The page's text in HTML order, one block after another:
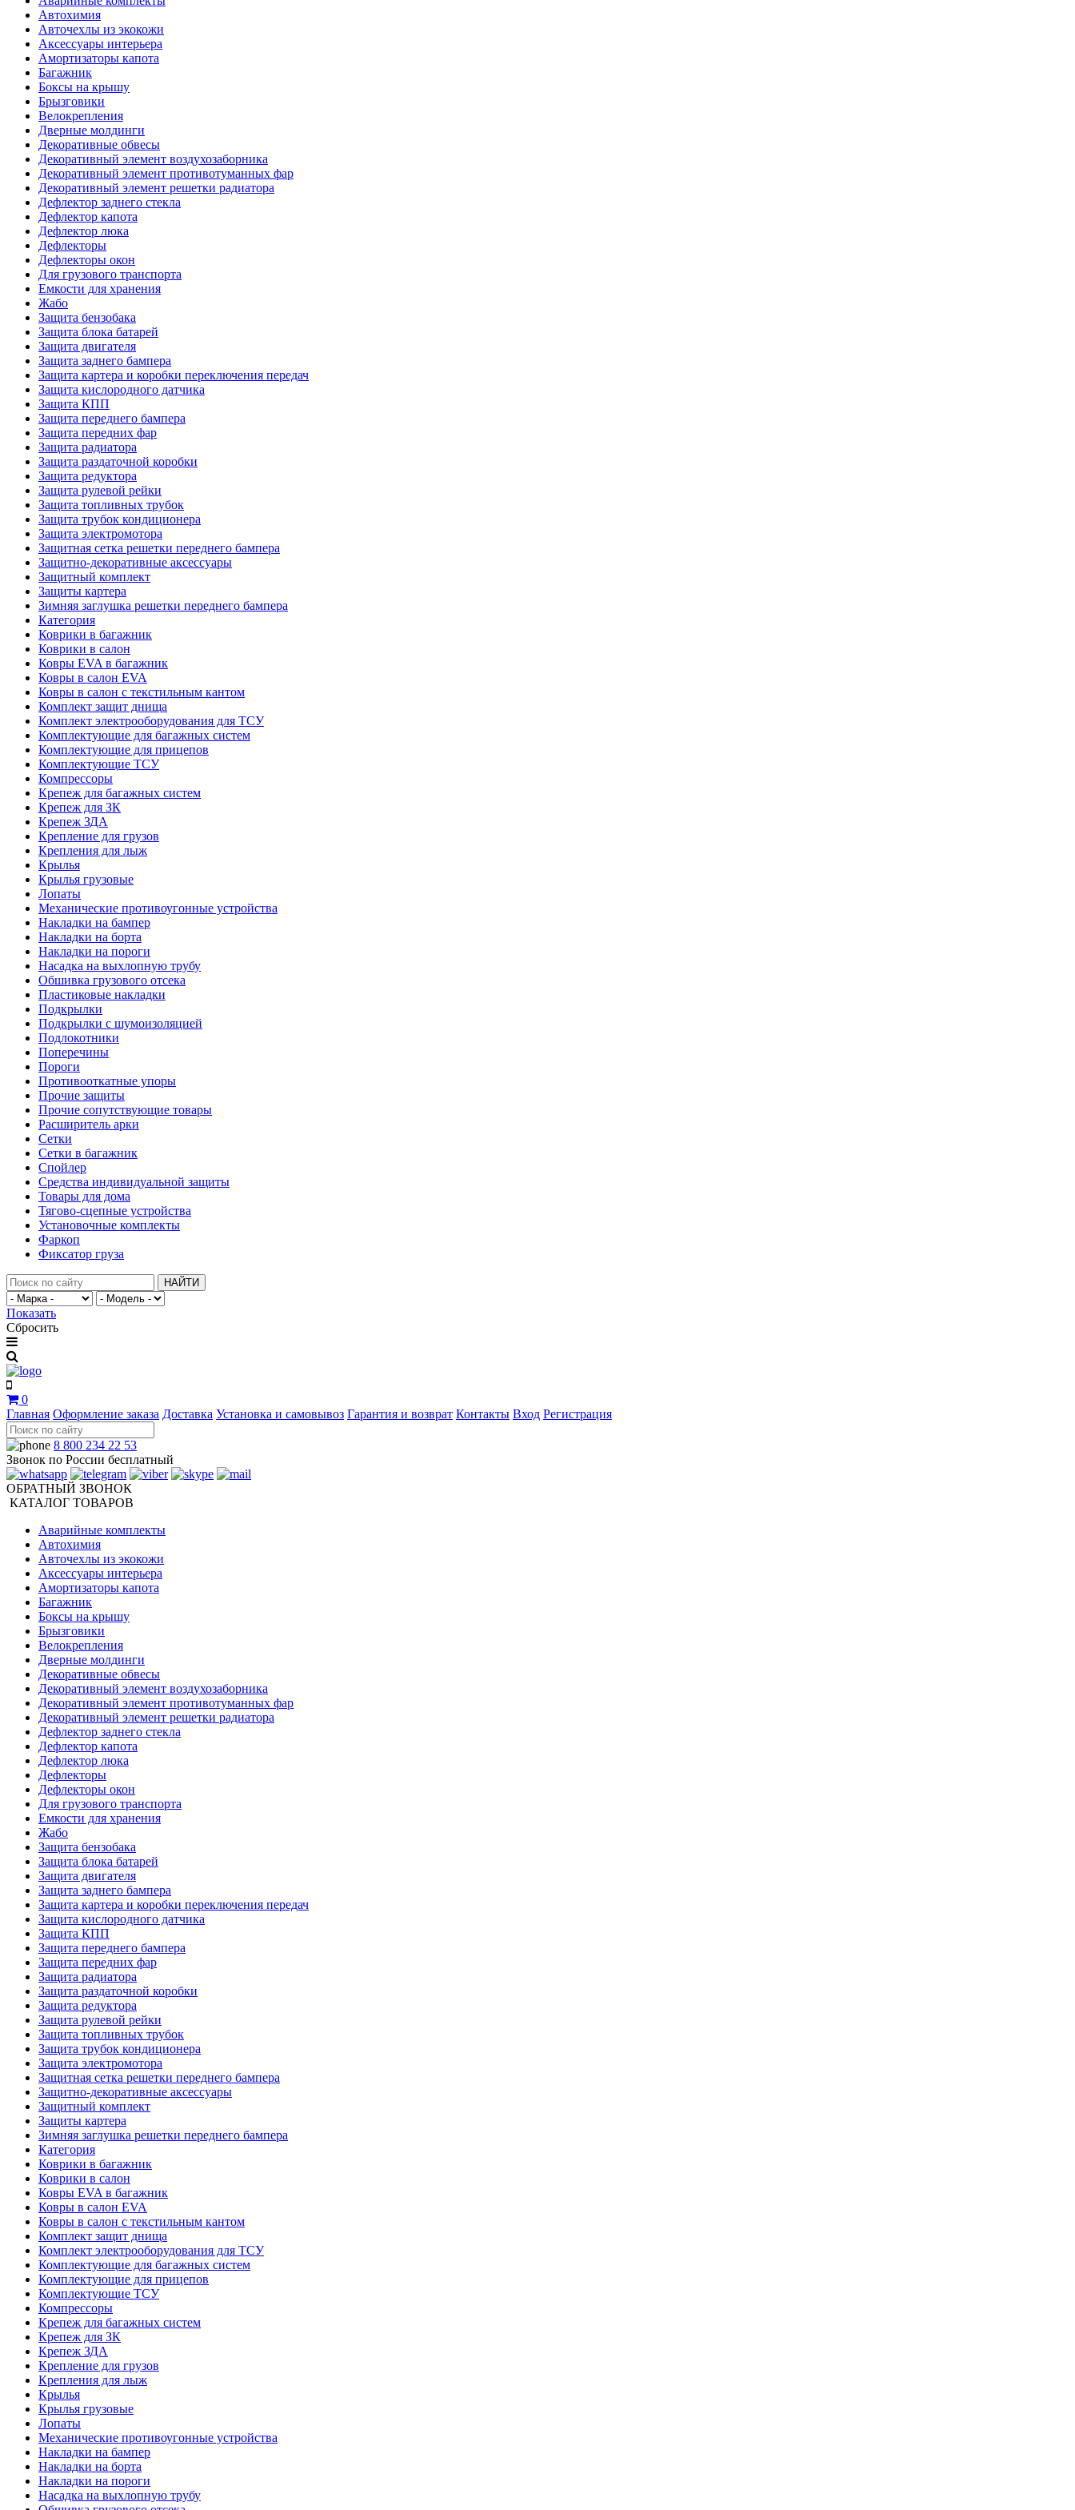
Автохимия
Авточехлы из экокожи
Аксессуары интерьера
Амортизаторы капота
Багажник
Боксы на крышу
Брызговики
Велокрепления
Дверные молдинги
Декоративные обвесы
Декоративный элемент воздухозаборника
Декоративный элемент противотуманных фар
Декоративный элемент решетки радиатора
Дефлектор заднего стекла
Дефлектор капота
Дефлектор люка
Дефлекторы
Дефлекторы окон
Для грузового транспорта
Емкости для хранения
Жабо
Защита бензобака
Защита блока батарей
Защита двигателя
Защита заднего бампера
Защита картера и коробки переключения передач
Защита кислородного датчика
Защита КПП
Защита переднего бампера
Защита передних фар
Защита радиатора
Защита раздаточной коробки
Защита редуктора
Защита рулевой рейки
Защита топливных трубок
Защита трубок кондиционера
Защита электромотора
Защитная сетка решетки переднего бампера
Защитно-декоративные аксессуары
Защитный комплект
Защиты картера
Зимняя заглушка решетки переднего бампера
Категория
Коврики в багажник
Коврики в салон
Ковры EVA в багажник
Ковры в салон EVA
Ковры в салон с текстильным кантом
Комплект защит днища
Комплект электрооборудования для ТСУ
Комплектующие для багажных систем
Комплектующие для прицепов
Комплектующие ТСУ
Компрессоры
Крепеж для багажных систем
Крепеж для ЗК
Крепеж ЗДА
Крепление для грузов
Крепления для лыж
Крылья
Крылья грузовые
Лопаты
Механические противоугонные устройства
Накладки на бампер
Накладки на борта
Накладки на пороги
Насадка на выхлопную трубу
Обшивка грузового отсека
Пластиковые накладки
Подкрылки
Подкрылки с шумоизоляцией
Подлокотники
Поперечины
Пороги
Противооткатные упоры
Прочие защиты
Прочие сопутствующие товары
Расширитель арки
Сетки
Сетки в багажник
Спойлер
Средства индивидуальной защиты
Товары для дома
Тягово-сцепные устройства
Установочные комплекты
Фаркоп
Фиксатор груза
НАЙТИ
Показать
Сбросить
0
Главная Оформление заказа Доставка Установка и самовывоз Гарантия и возврат Контакты Вход Регистрация
8 800 234 22 53
Звонок по России бесплатный
ОБРАТНЫЙ ЗВОНОК
КАТАЛОГ ТОВАРОВ
Аварийные комплекты
Автохимия
Авточехлы из экокожи
Аксессуары интерьера
Амортизаторы капота
Багажник
Боксы на крышу
Брызговики
Велокрепления
Дверные молдинги
Декоративные обвесы
Декоративный элемент воздухозаборника
Декоративный элемент противотуманных фар
Декоративный элемент решетки радиатора
Дефлектор заднего стекла
Дефлектор капота
Дефлектор люка
Дефлекторы
Дефлекторы окон
Для грузового транспорта
Емкости для хранения
Жабо
Защита бензобака
Защита блока батарей
Защита двигателя
Защита заднего бампера
Защита картера и коробки переключения передач
Защита кислородного датчика
Защита КПП
Защита переднего бампера
Защита передних фар
Защита радиатора
Защита раздаточной коробки
Защита редуктора
Защита рулевой рейки
Защита топливных трубок
Защита трубок кондиционера
Защита электромотора
Защитная сетка решетки переднего бампера
Защитно-декоративные аксессуары
Защитный комплект
Защиты картера
Зимняя заглушка решетки переднего бампера
Категория
Коврики в багажник
Коврики в салон
Ковры EVA в багажник
Ковры в салон EVA
Ковры в салон с текстильным кантом
Комплект защит днища
Комплект электрооборудования для ТСУ
Комплектующие для багажных систем
Комплектующие для прицепов
Комплектующие ТСУ
Компрессоры
Крепеж для багажных систем
Крепеж для ЗК
Крепеж ЗДА
Крепление для грузов
Крепления для лыж
Крылья
Крылья грузовые
Лопаты
Механические противоугонные устройства
Накладки на бампер
Накладки на борта
Накладки на пороги
Насадка на выхлопную трубу